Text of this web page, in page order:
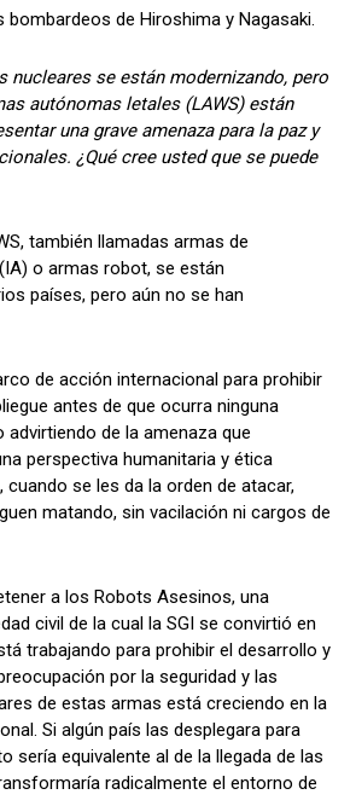
bombardeos de Hiroshima y Nagasaki.
nucleares se están modernizando, pero
autónomas letales (LAWS) están
una grave amenaza para la paz y
¿Qué cree usted que se puede
también llamadas armas de
o armas robot, se están
países, pero aún no se han
de acción internacional para prohibir
antes de que ocurra ninguna
advirtiendo de la amenaza que
perspectiva humanitaria y ética
se les da la orden de atacar,
matando, sin vacilación ni cargos de
a los Robots Asesinos, una
civil de la cual la SGI se convirtió en
trabajando para prohibir el desarrollo y
por la seguridad y las
de estas armas está creciendo en la
Si algún país las desplegara para
sería equivalente al de la llegada de las
radicalmente el entorno de